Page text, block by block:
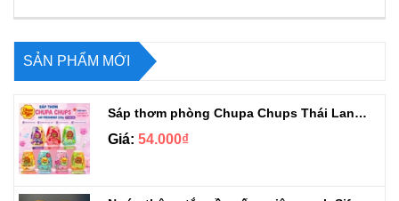
SẢN PHẨM MỚI
Sáp thơm phòng Chupa Chups Thái Lan 230g
Giá: 54.000₫